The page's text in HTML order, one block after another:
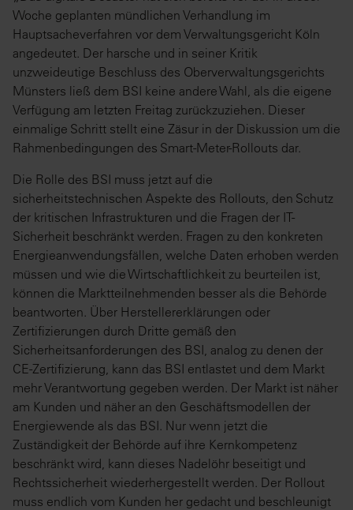
Woche geplanten mündlichen Verhandlung im
Hauptsacheverfahren vor dem Verwaltungsgericht Köln
angedeutet. Der harsche und in seiner Kritik
unzweideutige Beschluss des Oberverwaltungsgerichts
Münsters ließ dem BSI keine andere Wahl, als die eigene
Verfügung am letzten Freitag zurückzuziehen. Dieser
einmalige Schritt stellt eine Zäsur in der Diskussion um die
Rahmenbedingungen des Smart-Meter-Rollouts dar.
Die Rolle des BSI muss jetzt auf die
sicherheitstechnischen Aspekte des Rollouts, den Schutz
der kritischen Infrastrukturen und die Fragen der IT-
Sicherheit beschränkt werden. Fragen zu den konkreten
Energieanwendungsfällen, welche Daten erhoben werden
müssen und wie die Wirtschaftlichkeit zu beurteilen ist,
können die Marktteilnehmenden besser als die Behörde
beantworten. Über Herstellererklärungen oder
Zertifizierungen durch Dritte gemäß den
Sicherheitsanforderungen des BSI, analog zu denen der
CE-Zertifizierung, kann das BSI entlastet und dem Markt
mehr Verantwortung gegeben werden. Der Markt ist näher
am Kunden und näher an den Geschäftsmodellen der
Energiewende als das BSI. Nur wenn jetzt die
Zuständigkeit der Behörde auf ihre Kernkompetenz
beschränkt wird, kann dieses Nadelöhr beseitigt und
Rechtssicherheit wiederhergestellt werden. Der Rollout
muss endlich vom Kunden her gedacht und beschleunigt